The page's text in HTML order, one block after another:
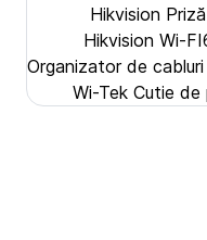
Hikvision
Hikvision Wi-
Organizator de
Wi-Tek Cutie